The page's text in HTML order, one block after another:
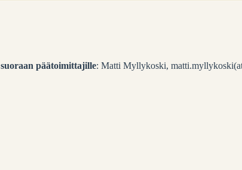
suoraan päätoimittajille: Matti Myllykoski,